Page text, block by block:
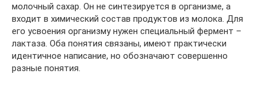
молочный сахар. Он не синтезируется в организме, а
входит в химический состав продуктов из молока. Для
его усвоения организму нужен специальный фермент –
лактаза. Оба понятия связаны, имеют практически
идентичное написание, но обозначают совершенно
разные понятия.